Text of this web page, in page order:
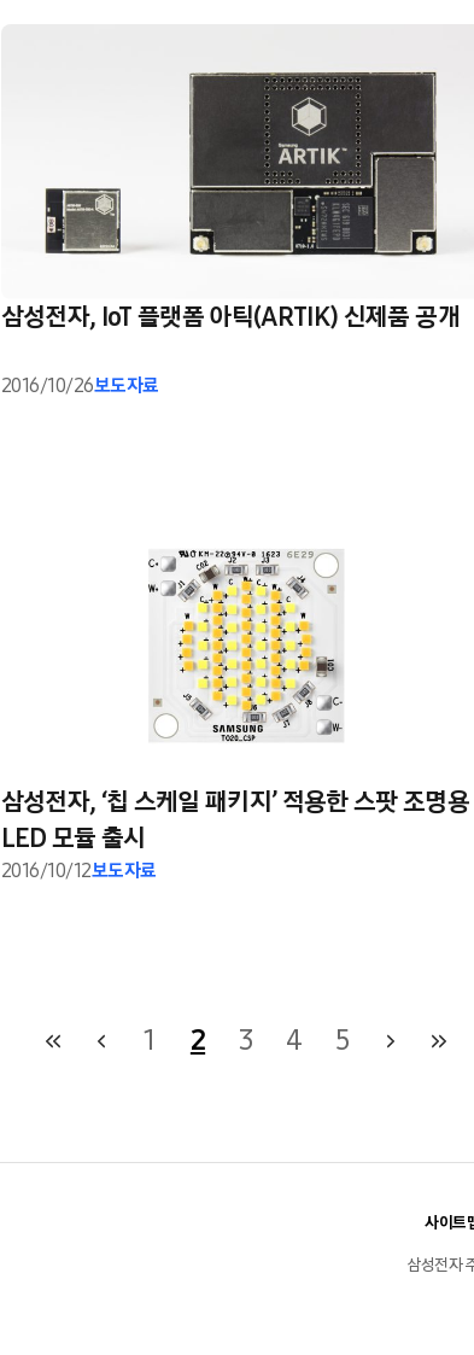
삼성전자, IoT 플랫폼 아틱(ARTIK) 신제품 공개
2016/10/26보도자료
삼성전자, ‘칩 스케일 패키지’ 적용한 스팟 조명용
LED 모듈 출시
2016/10/12보도자료
1 2 3 4 5
사이트
삼성전자